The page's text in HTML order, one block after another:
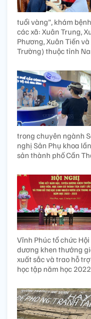
tuổi vàng”, khám
các xã: Xuân Trung,
Phương, Xuân Tiến
Trường) thuộc tỉnh
trong chuyên ngành
nghị Sản Phụ khoa
sản thành phố Cần
Vĩnh Phúc tổ chức
dương khen thưởng
xuất sắc và trao hỗ
học tập năm học